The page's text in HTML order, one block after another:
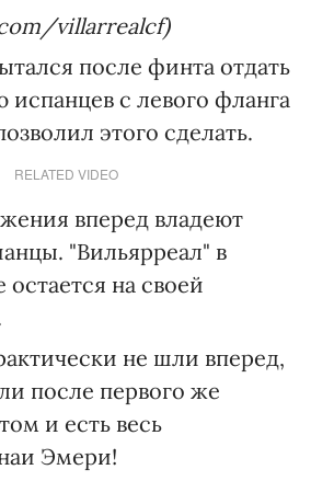
villarrealcf)
после финта отдать
с левого фланга
этого сделать.
RELATED VIDEO
вперед владеют
"Вильярреал" в
на своей
не шли вперед,
после первого же
и есть весь
Эмери!